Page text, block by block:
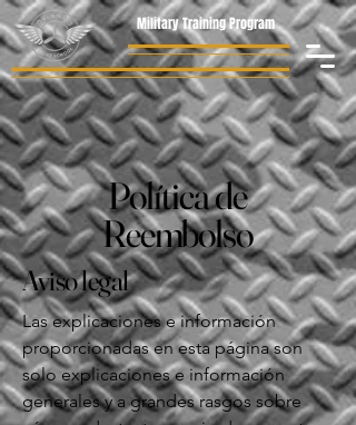
Military Training Program
Política de
Reembolso
Aviso legal
Las explicaciones e información
proporcionadas en esta página son
solo explicaciones e información
generales y a grandes rasgos sobre